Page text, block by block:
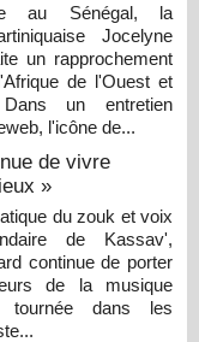
au Sénégal, la
Jocelyne
un rapprochement
de l'Ouest et
un entretien
l'icône de...
de vivre
»
du zouk et voix
de Kassav',
continue de porter
de la musique
tournée dans les